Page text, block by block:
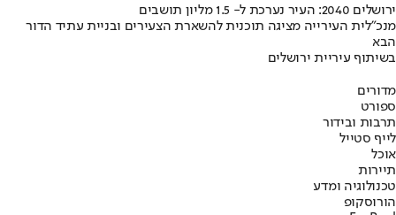
ירושלים 2040: העיר נערכת ל- 1.5 מליון תושבים
מנכ"לית העירייה מציגה תוכנית להשארת הצעירים ובניית עתיד הדור
הבא
בשיתוף עיריית ירושלים
מדורים
ספורט
תרבות ובידור
לייף סטייל
אוכל
תיירות
טכנולוגיה ומדע
הורוסקופ